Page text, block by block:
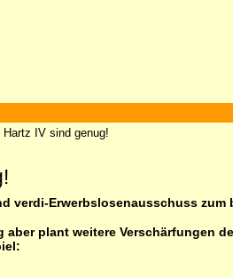
Hartz IV sind genug!
verdi-Erwerbslosenausschuss zum
aber plant weitere Verschärfungen